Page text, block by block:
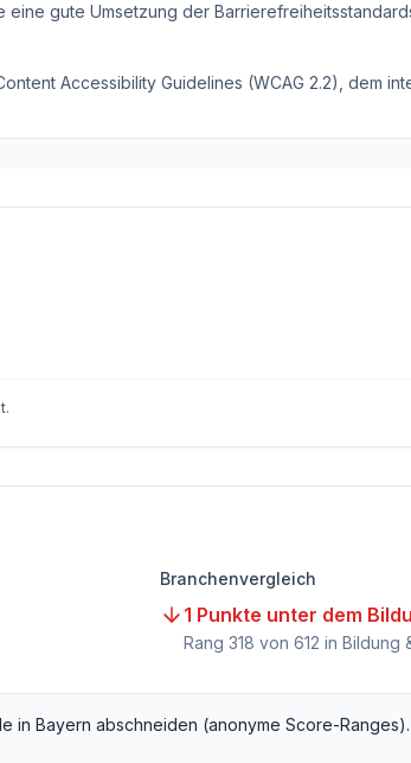
eine gute Umsetzung der
Accessibility Guidelines (WCAG 2.2), dem
Branchenvergleich
1 Punkte unter dem
Rang 318 von 612 in Bildung
in Bayern abschneiden (anonyme Score-Ranges).